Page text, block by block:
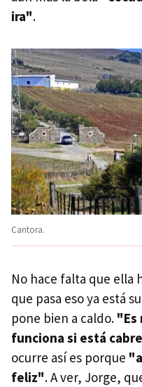
ira".
Cantora.
No hace falta que ella
que pasa eso ya está
pone bien a caldo. "Es
funciona si está
ocurre así es porque
feliz". A ver, Jorge,